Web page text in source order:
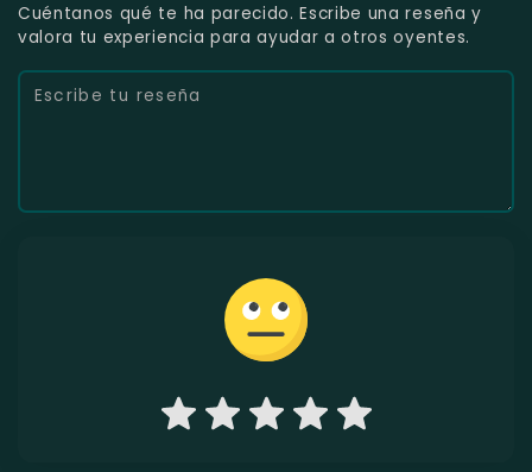
Cuéntanos qué te ha parecido. Escribe una reseña y
valora tu experiencia para ayudar a otros oyentes.